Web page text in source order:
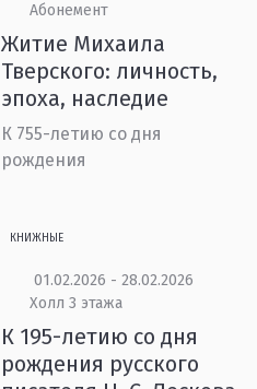
Абонемент
Житие Михаила
Тверского: личность,
эпоха, наследие
К 755-летию со дня
рождения
КНИЖНЫЕ
01.02.2026 - 28.02.2026
Холл 3 этажа
К 195-летию со дня
рождения русского